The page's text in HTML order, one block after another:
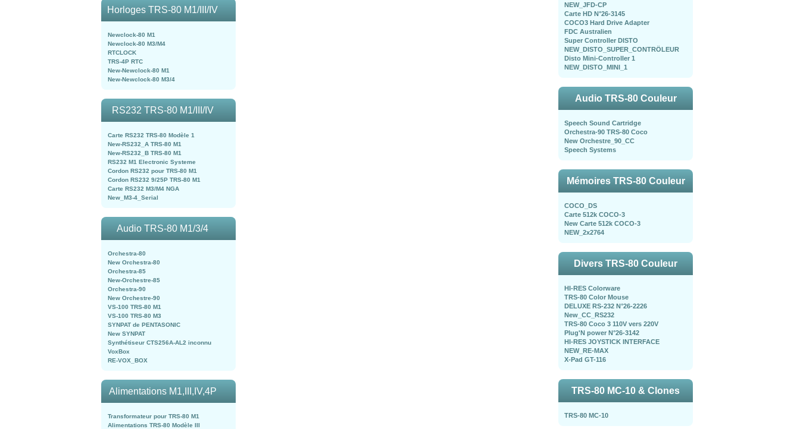
Horloges TRS-80 M1/III/IV
Newclock-80 M1
Newclock-80 M3/M4
RTCLOCK
TRS-4P RTC
New-Newclock-80 M1
New-Newclock-80 M3/4
RS232 TRS-80 M1/III/IV
Carte RS232 TRS-80 Modèle 1
New-RS232_A TRS-80 M1
New-RS232_B TRS-80 M1
RS232 M1 Electronic Systeme
Cordon RS232 pour TRS-80 M1
Cordon RS232 9/25P TRS-80 M1
Carte RS232 M3/M4 NGA
New_M3-4_Serial
Audio TRS-80 M1/3/4
Orchestra-80
New Orchestra-80
Orchestra-85
New-Orchestre-85
Orchestra-90
New Orchestre-90
VS-100 TRS-80 M1
VS-100 TRS-80 M3
SYNPAT de PENTASONIC
New SYNPAT
Synthétiseur CTS256A-AL2 inconnu
VoxBox
RE-VOX_BOX
Alimentations M1,III,IV,4P
Transformateur pour TRS-80 M1
Alimentations TRS-80 Modèle III
NEW_JFD-CP
Carte HD N°26-3145
COCO3 Hard Drive Adapter
FDC Australien
Super Controller DISTO
NEW_DISTO_SUPER_CONTRÖLEUR
Disto Mini-Controller 1
NEW_DISTO_MINI_1
Audio TRS-80 Couleur
Speech Sound Cartridge
Orchestra-90 TRS-80 Coco
New Orchestre_90_CC
Speech Systems
Mémoires TRS-80 Couleur
COCO_DS
Carte 512k COCO-3
New Carte 512k COCO-3
NEW_2x2764
Divers TRS-80 Couleur
HI-RES Colorware
TRS-80 Color Mouse
DELUXE RS-232 N°26-2226
New_CC_RS232
TRS-80 Coco 3 110V vers 220V
Plug'N power N°26-3142
HI-RES JOYSTICK INTERFACE
NEW_RE-MAX
X-Pad GT-116
TRS-80 MC-10 & Clones
TRS-80 MC-10